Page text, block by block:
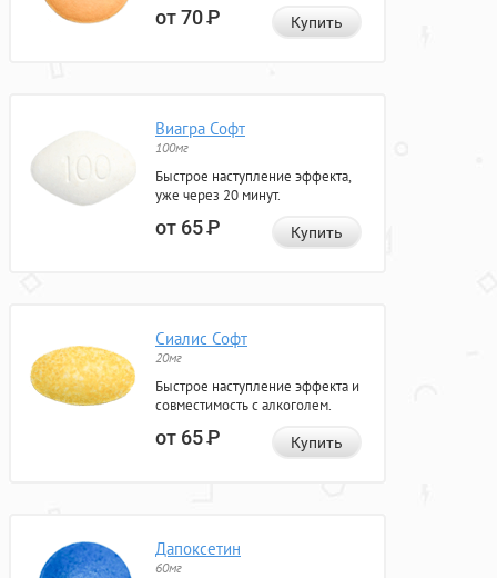
от 70Р Купить
Виагра Софт
100мг
Быстрое наступление эффекта,
уже через 20 минут.
от 65Р Купить
Сиалис Софт
20мг
Быстрое наступление эффекта и
совместимость с алкоголем.
от 65Р Купить
Дапоксетин
60мг